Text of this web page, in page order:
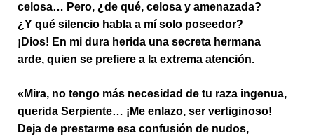
celosa… Pero, ¿de qué, celosa y amenazada?
¿Y qué silencio habla a mí solo poseedor?
¡Dios! En mi dura herida una secreta hermana
arde, quien se prefiere a la extrema atención.
«Mira, no tengo más necesidad de tu raza ingenua,
querida Serpiente… ¡Me enlazo, ser vertiginoso!
Deja de prestarme esa confusión de nudos,